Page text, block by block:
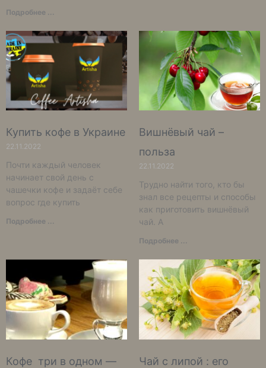
Подробнее ...
Купить кофе в Украине
22.11.2022
Почти каждый человек
начинает свой день с
чашечки кофе и задаёт себе
вопрос где купить
Подробнее ...
Вишнёвый чай –
польза
22.11.2022
Трудно найти того, кто бы
знал все рецепты и способы
как приготовить вишнёвый
чай. А
Подробнее ...
Кофе три в одном —
Чай с липой : его